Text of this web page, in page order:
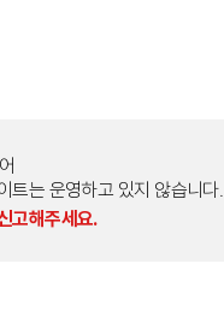
는 운영하고 있지 않습니다.
고해주세요.